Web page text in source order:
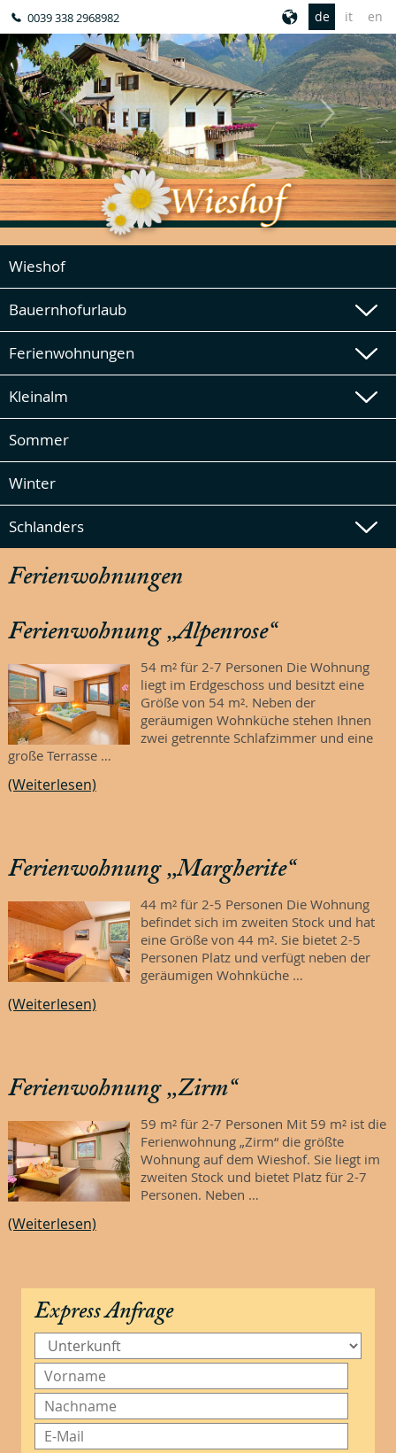
0039 338 2968982 de it en
Wieshof
Bauernhofurlaub
Ferienwohnungen
Kleinalm
Sommer
Winter
Schlanders
Ferienwohnungen
Ferienwohnung „Alpenrose“
54 m² für 2-7 Personen Die Wohnung
liegt im Erdgeschoss und besitzt eine
Größe von 54 m². Neben der
geräumigen Wohnküche stehen Ihnen
zwei getrennte Schlafzimmer und eine
große Terrasse …
(Weiterlesen)
Ferienwohnung „Margherite“
44 m² für 2-5 Personen Die Wohnung
befindet sich im zweiten Stock und hat
eine Größe von 44 m². Sie bietet 2-5
Personen Platz und verfügt neben der
geräumigen Wohnküche …
(Weiterlesen)
Ferienwohnung „Zirm“
59 m² für 2-7 Personen Mit 59 m² ist die
Ferienwohnung „Zirm“ die größte
Wohnung auf dem Wieshof. Sie liegt im
zweiten Stock und bietet Platz für 2-7
Personen. Neben …
(Weiterlesen)
Express Anfrage